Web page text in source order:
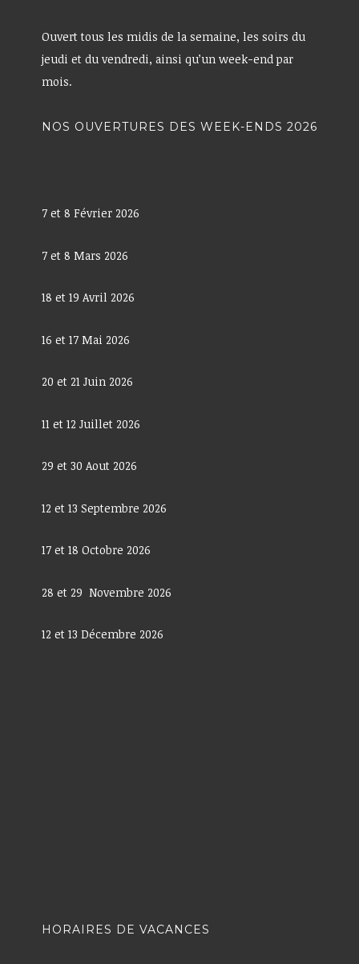
Ouvert tous les midis de la semaine, les soirs du
jeudi et du vendredi, ainsi qu’un week-end par
mois.
NOS OUVERTURES DES WEEK-ENDS 2026
7 et 8 Février 2026
7 et 8 Mars 2026
18 et 19 Avril 2026
16 et 17 Mai 2026
20 et 21 Juin 2026
11 et 12 Juillet 2026
29 et 30 Aout 2026
12 et 13 Septembre 2026
17 et 18 Octobre 2026
28 et 29 Novembre 2026
12 et 13 Décembre 2026
HORAIRES DE VACANCES